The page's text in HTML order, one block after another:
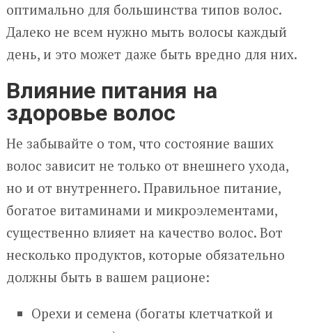
оптимально для большинства типов волос.
Далеко не всем нужно мыть волосы каждый
день, и это может даже быть вредно для них.
Влияние питания на
здоровье волос
Не забывайте о том, что состояние ваших
волос зависит не только от внешнего ухода,
но и от внутреннего. Правильное питание,
богатое витаминами и микроэлементами,
существенно влияет на качество волос. Вот
несколько продуктов, которые обязательно
должны быть в вашем рационе:
Орехи и семена (богаты клетчаткой и